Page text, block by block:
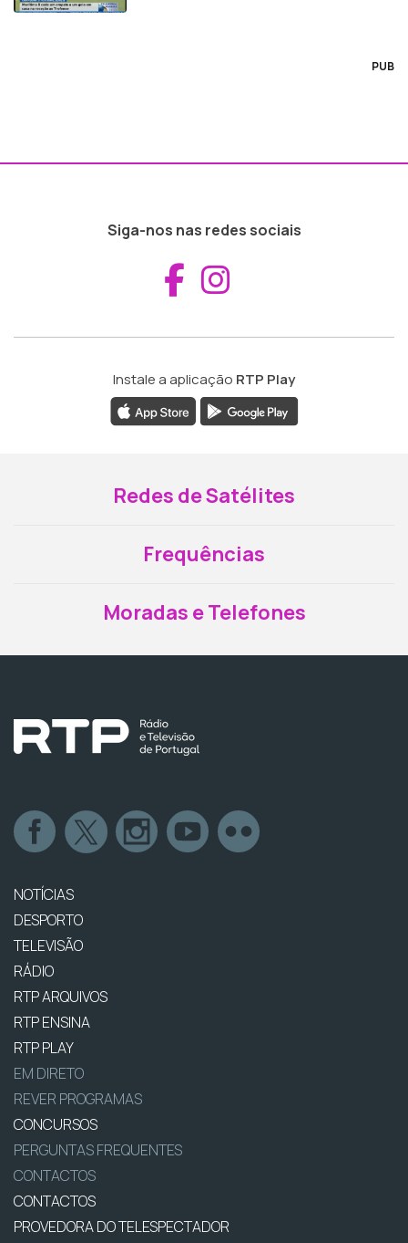
PUB
Siga-nos nas redes sociais
Aceder ao
Instale a aplicação RTP Play
Redes de Satélites
Frequências
Moradas e Telefones
NOTÍCIAS
DESPORTO
TELEVISÃO
RÁDIO
RTP ARQUIVOS
RTP ENSINA
RTP PLAY
EM DIRETO
REVER PROGRAMAS
CONCURSOS
PERGUNTAS FREQUENTES
CONTACTOS
CONTACTOS
PROVEDORA DO TELESPECTADOR